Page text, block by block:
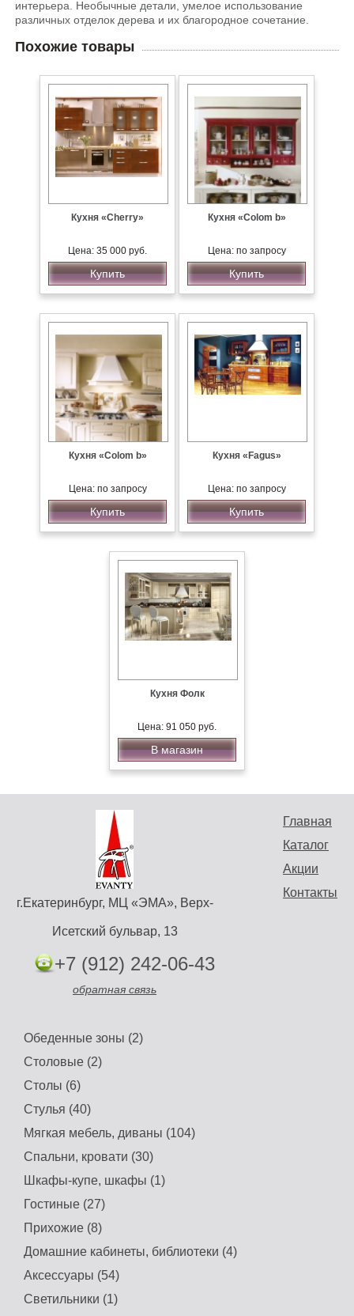
интерьера. Необычные детали, умелое использование
различных отделок дерева и их благородное сочетание.
Похожие товары
Кухня «Cherry»
Цена: 35 000 руб.
Купить
Кухня «Colom b»
Цена: по запросу
Купить
Кухня «Colom b»
Цена: по запросу
Купить
Кухня «Fagus»
Цена: по запросу
Купить
Кухня Фолк
Цена: 91 050 руб.
В магазин
Главная
Каталог
Акции
Контакты
г.Екатеринбург, МЦ «ЭМА», Верх-
Исетский бульвар, 13
+7 (912) 242-06-43
обратная связь
Обеденные зоны (2)
Столовые (2)
Столы (6)
Стулья (40)
Мягкая мебель, диваны (104)
Спальни, кровати (30)
Шкафы-купе, шкафы (1)
Гостиные (27)
Прихожие (8)
Домашние кабинеты, библиотеки (4)
Аксессуары (54)
Светильники (1)